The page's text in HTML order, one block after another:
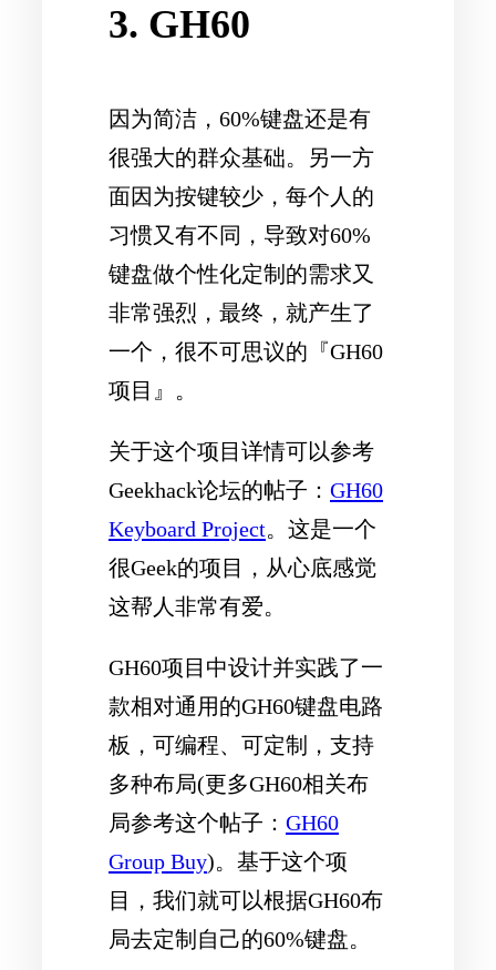
3. GH60
因为简洁，60%键盘还是有
很强大的群众基础。另一方
面因为按键较少，每个人的
习惯又有不同，导致对60%
键盘做个性化定制的需求又
非常强烈，最终，就产生了
一个，很不可思议的『GH60
项目』。
关于这个项目详情可以参考
Geekhack论坛的帖子： GH60
Keyboard Project。这是一个
很Geek的项目，从心底感觉
这帮人非常有爱。
GH60项目中设计并实践了一
款相对通用的GH60键盘电路
板，可编程、可定制，支持
多种布局(更多GH60相关布
局参考这个帖子： GH60
Group Buy)。基于这个项
目，我们就可以根据GH60布
局去定制自己的60%键盘。